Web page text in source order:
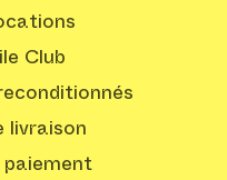
Club
livraison
paiement